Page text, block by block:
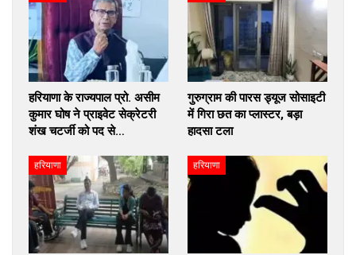
हरियाणा के राज्यपाल प्रो. असीम
कुमार घोष ने प्राइवेट सेक्रेटरी
शंख चटर्जी को पद से…
गुरुग्राम की पारस ड्यूज सोसाइटी
में गिरा छत का प्लास्टर, बड़ा
हादसा टला
हरियाणा हरियाणा